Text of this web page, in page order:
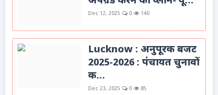
Dec 12, 2025 0 140
Lucknow : अनुपूरक बजट
2025-2026 : पंचायत चुनावों
क...
Dec 23, 2025 0 85